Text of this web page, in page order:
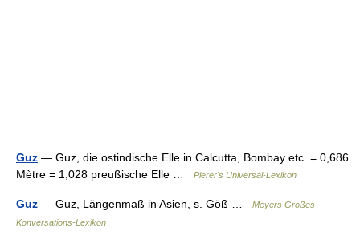
Guz — Guz, die ostindische Elle in Calcutta, Bombay etc. = 0,686
Mètre = 1,028 preußische Elle …
Pierer's Universal-Lexikon
Guz — Guz, Längenmaß in Asien, s. Göß …
Meyers Großes
Konversations-Lexikon